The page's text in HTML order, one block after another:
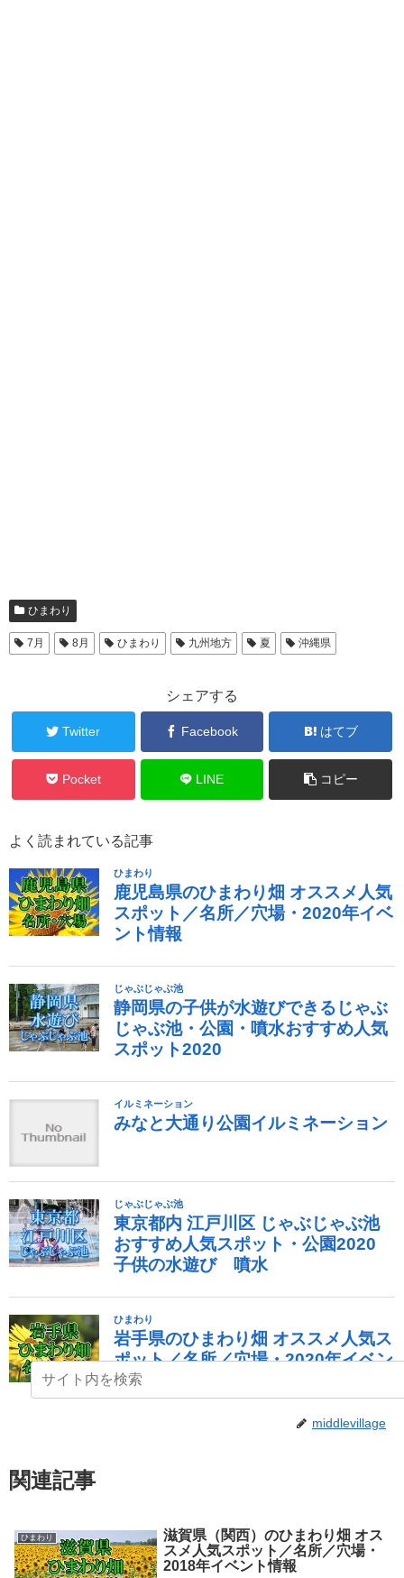
ひまわり
7月 8月 ひまわり 九州地方 夏 沖縄県
シェアする
Twitter Facebook はてブ
Pocket LINE コピー
よく読まれている記事
middlevillage
関連記事
ひまわり
滋賀県（関西）のひまわり畑 オス
スメ人気スポット／名所／穴場・
2018年イベント情報